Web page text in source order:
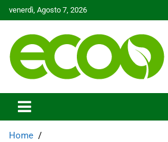
to
venerdì, Agosto 7, 2026
Ecoo.it
Home